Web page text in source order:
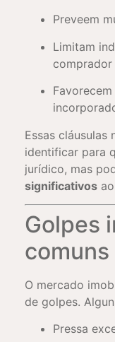
Preveem
Limitam
comprador
Essas cláusulas
identificar para
jurídico, mas
significativos
Golpes
comuns
O mercado
de golpes.
Pressa